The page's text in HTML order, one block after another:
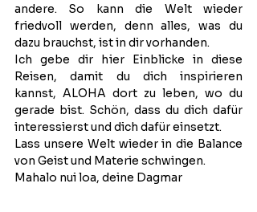
andere. So kann die Welt wieder
friedvoll werden, denn alles, was du
dazu brauchst, ist in dir vorhanden.
Ich gebe dir hier Einblicke in diese
Reisen, damit du dich inspirieren
kannst, ALOHA dort zu leben, wo du
gerade bist. Schön, dass du dich dafür
interessierst und dich dafür einsetzt.
Lass unsere Welt wieder in die Balance
von Geist und Materie schwingen.
Mahalo nui loa, deine Dagmar